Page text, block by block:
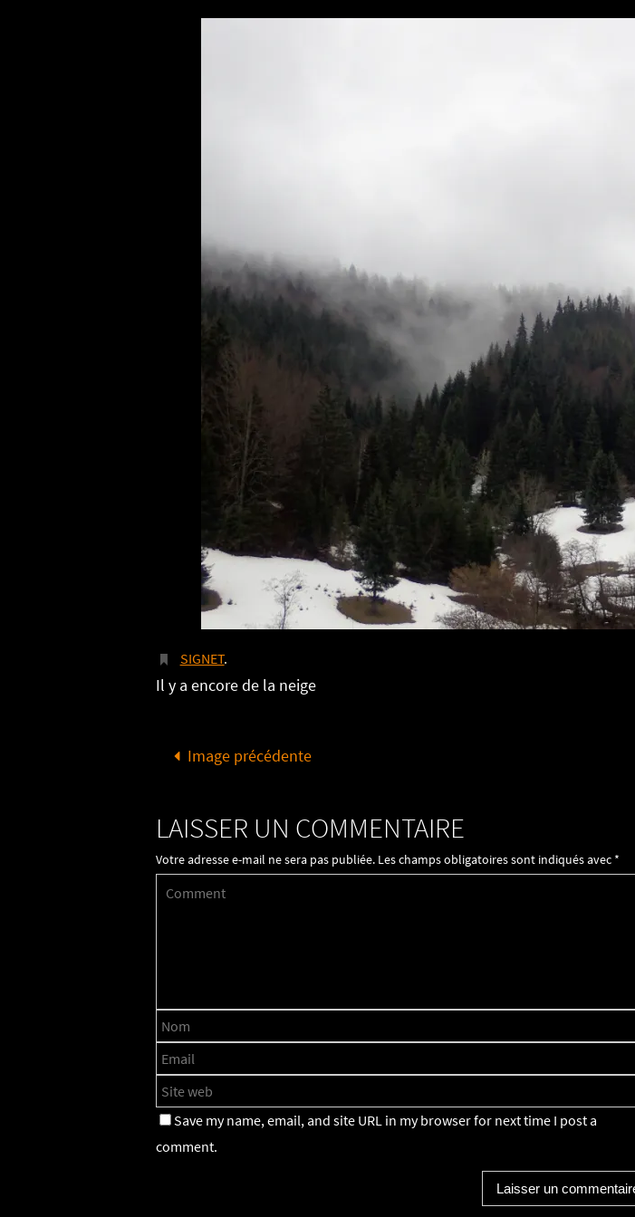
SIGNET.
Il y a encore de la neige
Image précédente
LAISSER UN COMMENTAIRE
Votre adresse e-mail ne sera pas publiée. Les champs obligatoires sont indiqués avec *
Save my name, email, and site URL in my browser for next time I post a
comment.